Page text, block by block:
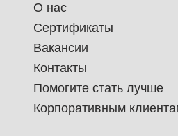
О нас
Сертификаты
Вакансии
Контакты
Помогите стать лучше
Корпоративным